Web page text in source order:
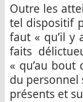
Outre les
tel dispositif
faut « qu’il y
faits
« qu’au
du personnel
présents et